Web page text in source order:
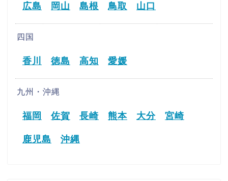
広島 岡山 島根 鳥取 山口
四国
香川 徳島 高知 愛媛
九州・沖縄
福岡 佐賀 長崎 熊本 大分 宮崎
鹿児島 沖縄